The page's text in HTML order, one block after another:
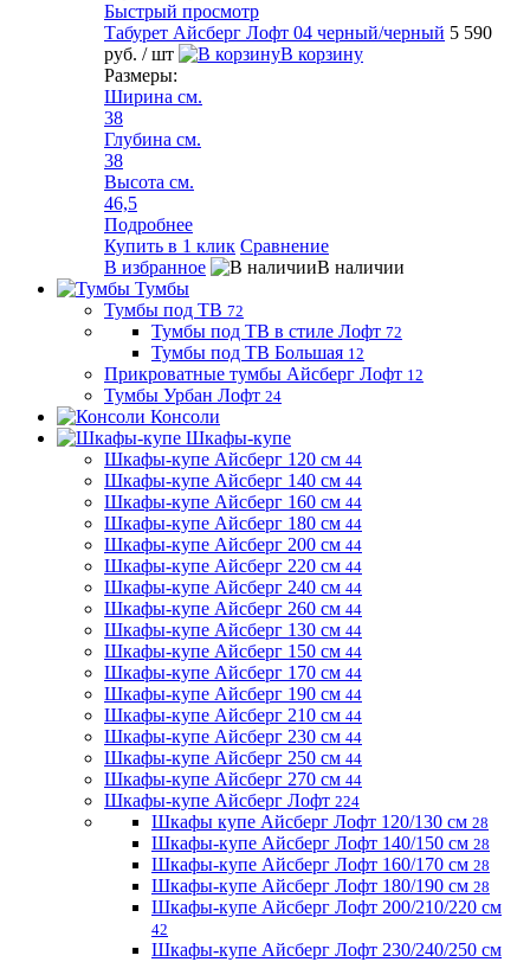
Быстрый просмотр
Табурет Айсберг Лофт 04 черный/черный 5 590
руб. / шт
В корзину
Размеры:
Ширина см.
38
Глубина см.
38
Высота см.
46,5
Подробнее
Купить в 1 клик Сравнение
В избранное
В наличии
Тумбы
Тумбы под ТВ 72
Тумбы под ТВ в стиле Лофт 72
Тумбы под ТВ Большая 12
Прикроватные тумбы Айсберг Лофт 12
Тумбы Урбан Лофт 24
Консоли
Шкафы-купе
Шкафы-купе Айсберг 120 см 44
Шкафы-купе Айсберг 140 см 44
Шкафы-купе Айсберг 160 см 44
Шкафы-купе Айсберг 180 см 44
Шкафы-купе Айсберг 200 см 44
Шкафы-купе Айсберг 220 см 44
Шкафы-купе Айсберг 240 см 44
Шкафы-купе Айсберг 260 см 44
Шкафы-купе Айсберг 130 см 44
Шкафы-купе Айсберг 150 см 44
Шкафы-купе Айсберг 170 см 44
Шкафы-купе Айсберг 190 см 44
Шкафы-купе Айсберг 210 см 44
Шкафы-купе Айсберг 230 см 44
Шкафы-купе Айсберг 250 см 44
Шкафы-купе Айсберг 270 см 44
Шкафы-купе Айсберг Лофт 224
Шкафы купе Айсберг Лофт 120/130 см 28
Шкафы-купе Айсберг Лофт 140/150 см 28
Шкафы-купе Айсберг Лофт 160/170 см 28
Шкафы-купе Айсберг Лофт 180/190 см 28
Шкафы-купе Айсберг Лофт 200/210/220 см
42
Шкафы-купе Айсберг Лофт 230/240/250 см